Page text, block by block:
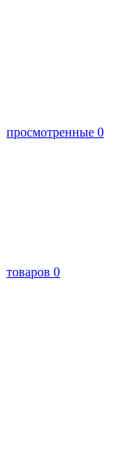
просмотренные 0
товаров 0